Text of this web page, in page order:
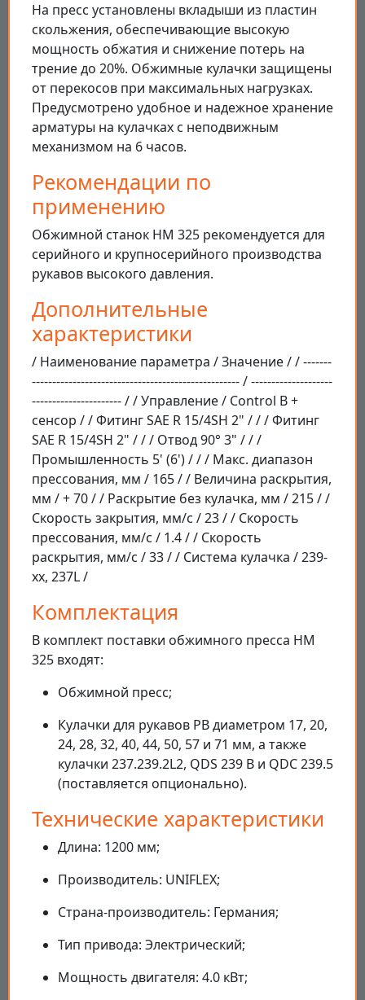
На пресс установлены вкладыши из пластин
скольжения, обеспечивающие высокую
мощность обжатия и снижение потерь на
трение до 20%. Обжимные кулачки защищены
от перекосов при максимальных нагрузках.
Предусмотрено удобное и надежное хранение
арматуры на кулачках с неподвижным
механизмом на 6 часов.
Рекомендации по
применению
Обжимной станок HM 325 рекомендуется для
серийного и крупносерийного производства
рукавов высокого давления.
Дополнительные
характеристики
/ Наименование параметра / Значение / / -------
--------------------------------------------------- / --------------------
---------------------- / / Управление / Control В +
сенсор / / Фитинг SAE R 15/4SH 2" / / / Фитинг
SAE R 15/4SH 2" / / / Отвод 90° 3" / / /
Промышленность 5' (6') / / / Макс. диапазон
прессования, мм / 165 / / Величина раскрытия,
мм / + 70 / / Раскрытие без кулачка, мм / 215 / /
Скорость закрытия, мм/с / 23 / / Скорость
прессования, мм/с / 1.4 / / Скорость
раскрытия, мм/с / 33 / / Система кулачка / 239-
xx, 237L /
Комплектация
В комплект поставки обжимного пресса HM
325 входят:
Обжимной пресс;
Кулачки для рукавов PB диаметром 17, 20,
24, 28, 32, 40, 44, 50, 57 и 71 мм, а также
кулачки 237.239.2L2, QDS 239 B и QDC 239.5
(поставляется опционально).
Технические характеристики
Длина: 1200 мм;
Производитель: UNIFLEX;
Страна-производитель: Германия;
Тип привода: Электрический;
Мощность двигателя: 4.0 кВт;